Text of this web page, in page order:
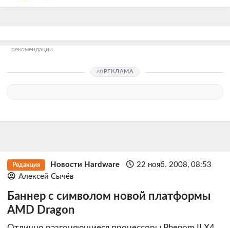
рекомендации
РЕКЛАМА
Редакция Новости Hardware
22 нояб. 2008, 08:53
Алексей Сычёв
Баннер с символом новой платформы
AMD Dragon